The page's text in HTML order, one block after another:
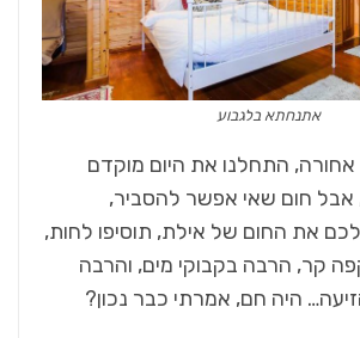
אתנחתא בלגבוע
אחורה, התחלנו את היום מוקדם
אבל חום שאי אפשר להסביר,
את החום של אילת, תוסיפו לחות,
קר, הרבה בקבוקי מים, והרבה
היה חם, אמרתי כבר נכון?